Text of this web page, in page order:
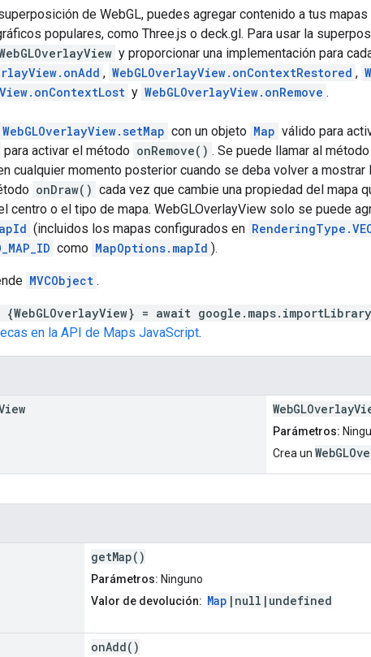
superposición de WebGL, puedes agregar contenido a tus
populares, como Three.js o deck.gl. Para usar la
y proporcionar una implementación para
, WebGLOverlayView.onContextRestored ,
y WebGLOverlayView.onRemove .
WebGLOverlayView.setMap con un objeto Map válido para
para activar el método onRemove() . Se puede llamar al método
cualquier momento posterior cuando se deba volver a
onDraw() cada vez que cambie una propiedad del mapa
centro o el tipo de mapa. WebGLOverlayView solo se puede
(incluidos los mapas configurados en
como MapOptions.mapId ).
MVCObject .
{WebGLOverlayView} = await
en la API de Maps JavaScript.
Parámetros:
Crea un
getMap()
Parámetros: Ninguno
Valor de devolución: Map |null|undefined
onAdd()